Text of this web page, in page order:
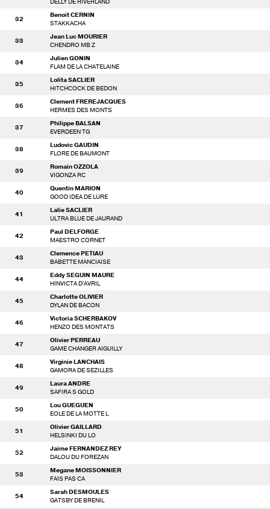
32
Benoit CERNIN
STAKKACHA
33
Jean Luc MOURIER
CHENDRO MB Z
34
Julien GONIN
FLAM DE LA CHATELAINE
35
Lolita SACLIER
HITCHCOCK DE BEDON
36
Clement FREREJACQUES
HERMES DES MONTS
37
Philippe BALSAN
EVERDEEN TG
38
Ludovic GAUDIN
FLORE DE BAUMONT
39
Romain OZZOLA
VIGONZA RC
40
Quentin MARION
GOOD IDEA DE LURE
41
Lalie SACLIER
ULTRA BLUE DE JAURAND
42
Paul DELFORGE
MAESTRO CORNET
43
Clemence PETIAU
BABETTE MANCIAISE
44
Eddy SEGUIN MAURE
HINVICTA D'AVRIL
45
Charlotte OLIVIER
DYLAN DE BACON
46
Victoria SCHERBAKOV
HENZO DES MONTATS
47
Olivier PERREAU
GAME CHANGER AIGUILLY
48
Virginie LANCHAIS
GAMORA DE SEZILLES
49
Laura ANDRE
SAFIRA S GOLD
50
Lou GUEGUEN
EOLE DE LA MOTTE L
51
Olivier GAILLARD
HELSINKI DU LO
52
Jaime FERNANDEZ REY
DALOU DU FOREZAN
53
Megane MOISSONNIER
FAIS PAS CA
54
Sarah DESMOULES
GATSBY DE BRENIL